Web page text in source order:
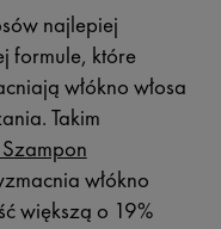
najlepiej
formule, które
włókno włosa
Takim
włókno
większą o 19%